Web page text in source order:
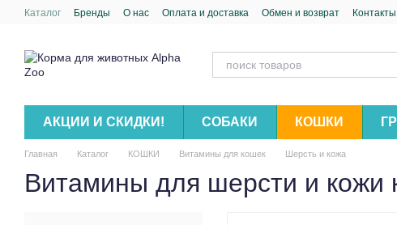
Перейти к основному контенту
Каталог Бренды О нас Оплата и доставка Обмен и возврат Контакты
АКЦИИ И СКИДКИ! СОБАКИ КОШКИ
Главная Каталог КОШКИ Витамины для кошек Шерсть и кожа
Витамины для шерсти и кожи